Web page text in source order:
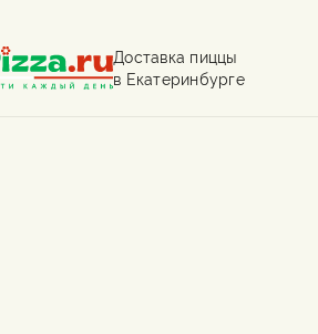
Доставка пиццы
в Екатеринбурге